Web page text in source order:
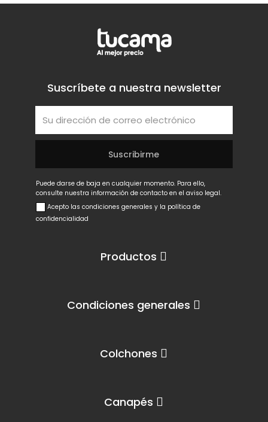
Productos
Condiciones generales
Colchones
Canapés
Suscríbete a nuestra newsletter
Puede darse de baja en cualquier momento. Para ello,
consulte nuestra información de contacto en el aviso legal.
Acepto las condiciones generales y la política de
confidencialidad